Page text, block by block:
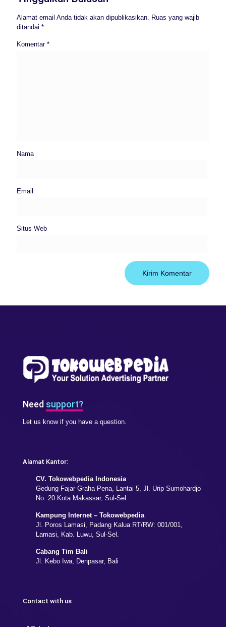
Alamat email Anda tidak akan dipublikasikan. Ruas yang wajib
ditandai *
Komentar *
Nama
Email
Situs Web
Need support?
Let us know if you have a question.
Alamat Kantor:
CV. Tokowebpedia Indonesia
Gedung Fajar Graha Pena, Lantai 5, Jl. Urip Sumohardjo
No. 20 Kota Makassar, Sul-Sel.
Kampung Internet – Tokowebpedia
Jl. Poros Lamasi, Padang Kalua RT/RW: 001/001,
Lamasi, Kab. Luwu, Sul-Sel.
Cabang Tim Bali
Jl. Kebo Iwa, Denpasar, Bali
Contact with us